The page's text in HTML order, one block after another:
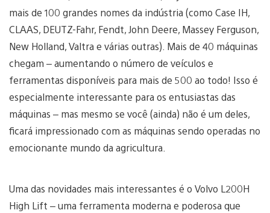
mais de 100 grandes nomes da indústria (como Case IH,
CLAAS, DEUTZ-Fahr, Fendt, John Deere, Massey Ferguson,
New Holland, Valtra e várias outras). Mais de 40 máquinas
chegam – aumentando o número de veículos e
ferramentas disponíveis para mais de 500 ao todo! Isso é
especialmente interessante para os entusiastas das
máquinas – mas mesmo se você (ainda) não é um deles,
ficará impressionado com as máquinas sendo operadas no
emocionante mundo da agricultura.
Uma das novidades mais interessantes é o Volvo L200H
High Lift – uma ferramenta moderna e poderosa que